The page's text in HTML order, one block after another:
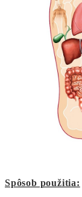
Spôsob použitia: